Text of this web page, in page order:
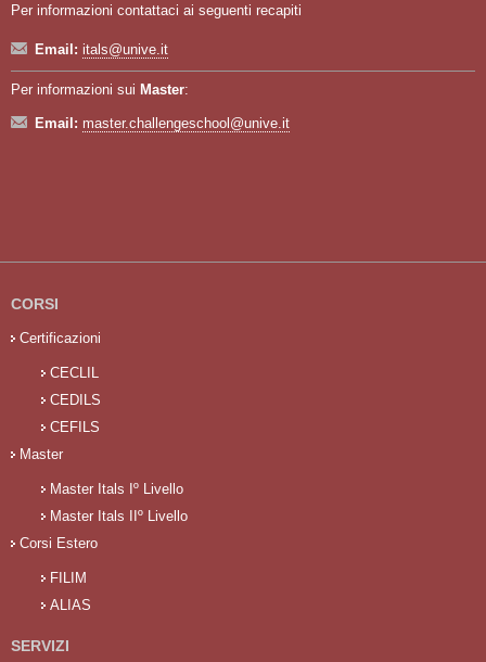
Per informazioni contattaci ai seguenti recapiti
Email: itals@unive.it
Per informazioni sui Master:
Email: master.challengeschool@unive.it
CORSI
Certificazioni
CECLIL
CEDILS
CEFILS
Master
Master Itals Iº Livello
Master Itals IIº Livello
Corsi Estero
FILIM
ALIAS
SERVIZI